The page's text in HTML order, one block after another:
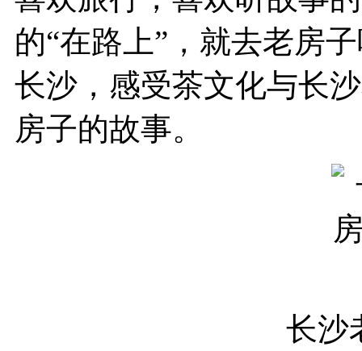
的“在路上”，就去老房
长沙，感受茶文化与长
房子的故事。
长沙老